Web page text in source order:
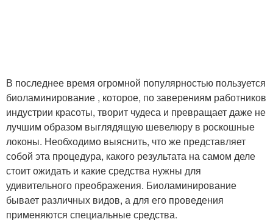
В последнее время огромной популярностью пользуется
биоламинирование , которое, по заверениям работников
индустрии красоты, творит чудеса и превращает даже не
лучшим образом выглядящую шевелюру в роскошные
локоны. Необходимо выяснить, что же представляет
собой эта процедура, какого результата на самом деле
стоит ожидать и какие средства нужны для
удивительного преображения. Биоламинирование
бывает различных видов, а для его проведения
применяются специальные средства.